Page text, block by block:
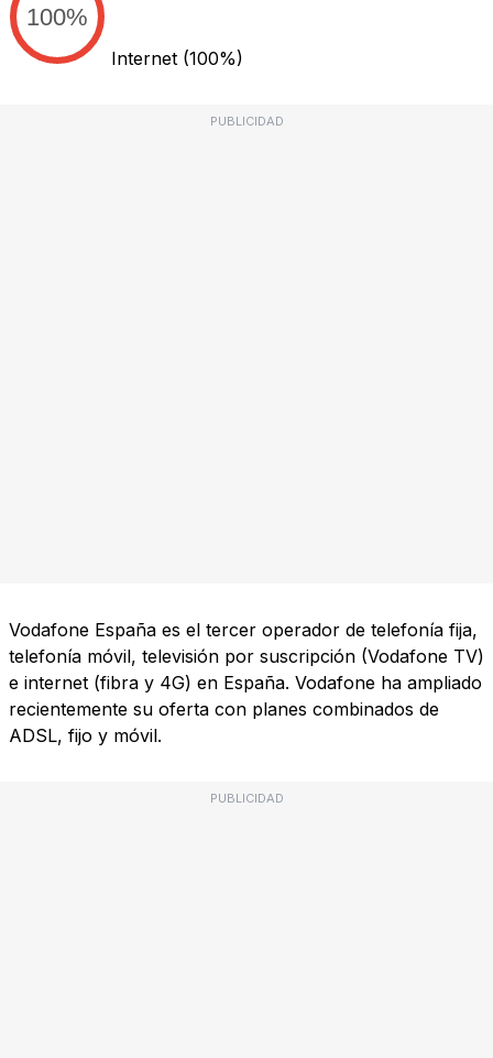
100%
Internet (100%)
PUBLICIDAD
Vodafone España es el tercer operador de telefonía fija,
telefonía móvil, televisión por suscripción (Vodafone TV)
e internet (fibra y 4G) en España. Vodafone ha ampliado
recientemente su oferta con planes combinados de
ADSL, fijo y móvil.
PUBLICIDAD